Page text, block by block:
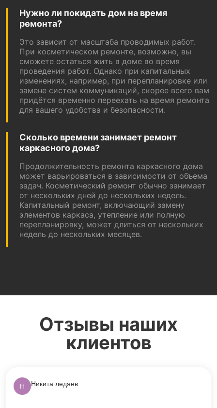
Нужно ли покидать дом на время
ремонта?
Это зависит от масштаба проводимых работ.
При косметическом ремонте, возможно, вы
сможете остаться жить в доме во время
проведения работ. Однако при капитальных
изменениях, например, при перепланировке или
замене систем коммуникаций, скорее всего вам
придётся временно переехать на время ремонта
для вашего удобства и безопасности.
Сколько времени занимает ремонт
каркасного дома?
Продолжительность ремонта каркасного дома
может варьироваться в зависимости от объема
задач. Косметический ремонт обычно занимает
от нескольких дней до нескольких недель.
Капитальный ремонт, включающий замену
элементов каркаса, утепление или полную
перепланировку, может длиться от нескольких
недель до нескольких месяцев.
Отзывы наших
клиентов
Н Никита ледяев